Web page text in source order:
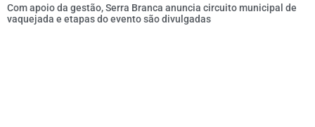
Com apoio da gestão, Serra Branca anuncia circuito municipal de
vaquejada e etapas do evento são divulgadas